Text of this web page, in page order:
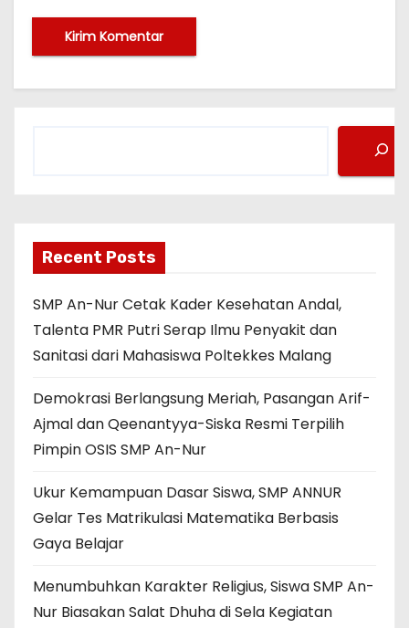
Recent Posts
SMP An-Nur Cetak Kader Kesehatan Andal,
Talenta PMR Putri Serap Ilmu Penyakit dan
Sanitasi dari Mahasiswa Poltekkes Malang
Demokrasi Berlangsung Meriah, Pasangan Arif-
Ajmal dan Qeenantyya-Siska Resmi Terpilih
Pimpin OSIS SMP An-Nur
Ukur Kemampuan Dasar Siswa, SMP ANNUR
Gelar Tes Matrikulasi Matematika Berbasis
Gaya Belajar
Menumbuhkan Karakter Religius, Siswa SMP An-
Nur Biasakan Salat Dhuha di Sela Kegiatan